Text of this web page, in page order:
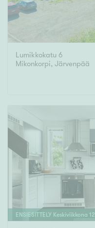
Lumikkokatu 6
Mikonkorpi, Järvenpää
ENSIESITTELY Keskiviikkona 12